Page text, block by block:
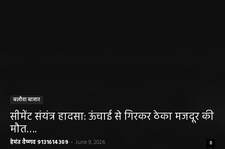
बलौदा बाजार
सीमेंट संयंत्र हादसा: ऊंचाई से गिरकर ठेका मजदूर की
मौत….
हेमंत वैष्णव 9131614309 - June 9, 2026 0